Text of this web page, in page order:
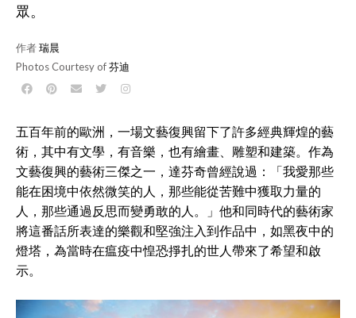
眾。
作者瑞晨
Photos Courtesy of芬迪
五百年前的歐洲，一場文藝復興留下了許多經典輝煌的藝
術，其中有文學，有音樂，也有繪畫、雕塑和建築。作為
文藝復興的藝術三傑之一，達芬奇曾經說過：「我愛那些
能在困境中依然微笑的人，那些能從苦難中獲取力量的
人，那些通過反思而變勇敢的人。」他和同時代的藝術家
將這番話所表達的樂觀和堅強注入到作品中，如黑夜中的
燈塔，為當時在瘟疫中惶恐掙扎的世人帶來了希望和啟
示。